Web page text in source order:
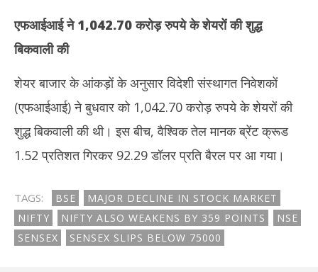
एफआईआई ने1,042.70करोड़ रुपये के शेयरों की शुद्ध
बिकवाली की
शेयर बाजार के आंकड़ों के अनुसार विदेशी संस्थागत निवेशकों
(एफआईआई) ने बुधवार को 1,042.70 करोड़ रुपये के शेयरों की
शुद्ध बिकवाली की थी। इस बीच, वैश्विक तेल मानक ब्रेंट क्रूड
1.52 प्रतिशत गिरकर 92.29 डॉलर प्रति बैरल पर आ गया।
TAGS: BSE
MAJOR DECLINE IN STOCK MARKET
NIFTY
NIFTY ALSO WEAKENS BY 359 POINTS
NSE
SENSEX
SENSEX SLIPS BELOW 75000